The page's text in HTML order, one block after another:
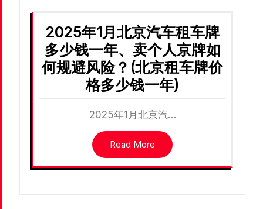
2025年1月北京汽车租车牌
多少钱一年、卖个人京牌如
何规避风险？(北京租车牌价
格多少钱一年)
2025年1月北京汽…
Read More